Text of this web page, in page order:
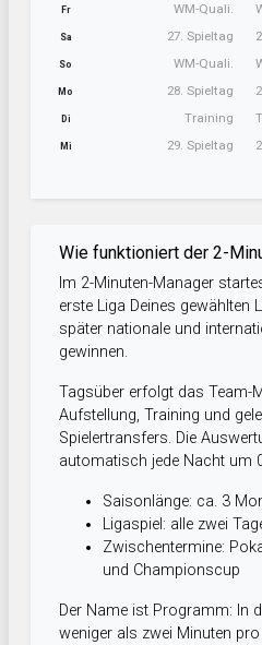
Fr WM-Quali.
Sa 27. Spieltag
So WM-Quali.
Mo 28. Spieltag
Di Training
Mi 29. Spieltag
Wie funktioniert der 2-
Im 2-Minuten-Manager
erste Liga Deines gewählten
später nationale und
gewinnen.
Tagsüber erfolgt das Team-
Aufstellung, Training und
Spielertransfers. Die
automatisch jede Nacht um
Saisonlänge: ca. 3
Ligaspiel: alle zwei
Zwischentermine:
und Championscup
Der Name ist Programm: In
weniger als zwei Minuten